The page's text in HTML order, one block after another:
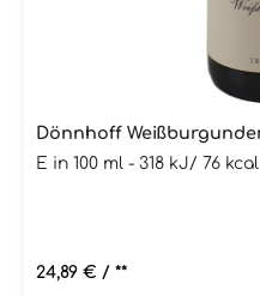
E in 100 ml - 318 kJ/ 76 kcal
Regulärer Preis:
24,89 € / **